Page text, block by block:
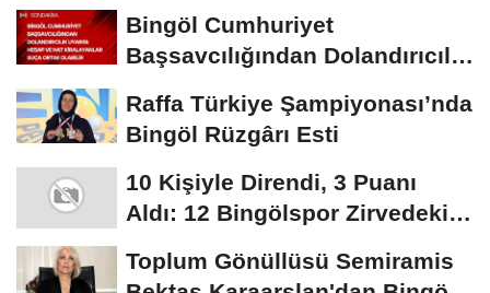
Bingöl Cumhuriyet
Başsavcılığından Dolandırıcılık
Raffa Türkiye Şampiyonası’nda
Bingöl Rüzgârı Esti
10 Kişiyle Direndi, 3 Puanı
Aldı: 12 Bingölspor Zirvedeki
Toplum Gönüllüsü Semiramis